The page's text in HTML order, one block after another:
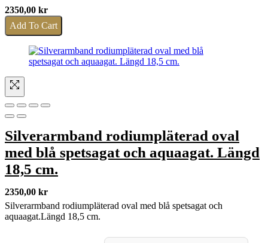
2350,00 kr
Add To Cart
Silverarmband rodiumpläterad oval
med blå spetsagat och aquaagat. Längd
18,5 cm.
2350,00 kr
Silverarmband rodiumpläterad oval med blå spetsagat och
aquaagat.Längd 18,5 cm.